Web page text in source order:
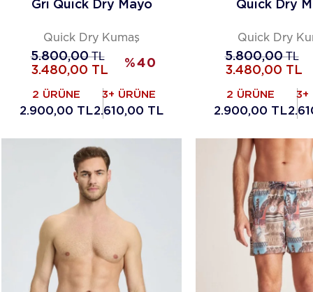
Gri Quick Dry Mayo
Quick Dry Kumaş
5.800,00TL
3.480,00 TL
%40
2 ÜRÜNE
2.900,00 TL
3+ ÜRÜNE
2.610,00 TL
Quick Dry
Quick Dry
5.800,00TL
3.480,00 TL
2 ÜRÜNE
2.900,00 TL
3+